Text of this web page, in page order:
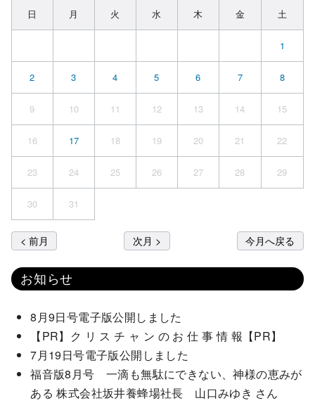
日 月 火 水 木 金 土
1
2 3 4 5 6 7 8
9 10 11 12 13 14 15
16 17 18 19 20 21 22
23 24 25 26 27 28 29
30 31
< 前月 次月 > 今月へ戻る
お知らせ
8月9日号電子版公開しました
【PR】ク リ ス チ ャ ン の お 仕 事 情 報【PR】
7月19日号電子版公開しました
福音版8月号 一滴も無駄にできない、神様の恵みが
ある 株式会社坂井養蜂場社長 山口みゆき さん